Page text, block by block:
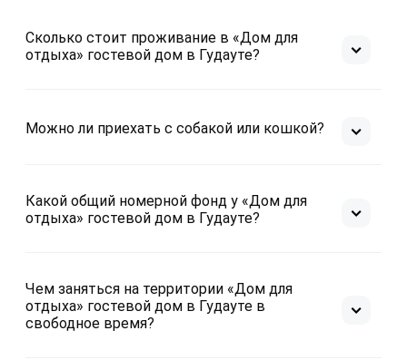
Сколько стоит проживание в «Дом для
отдыха» гостевой дом в Гудауте?
Можно ли приехать с собакой или кошкой?
Какой общий номерной фонд у «Дом для
отдыха» гостевой дом в Гудауте?
Чем заняться на территории «Дом для
отдыха» гостевой дом в Гудауте в
свободное время?